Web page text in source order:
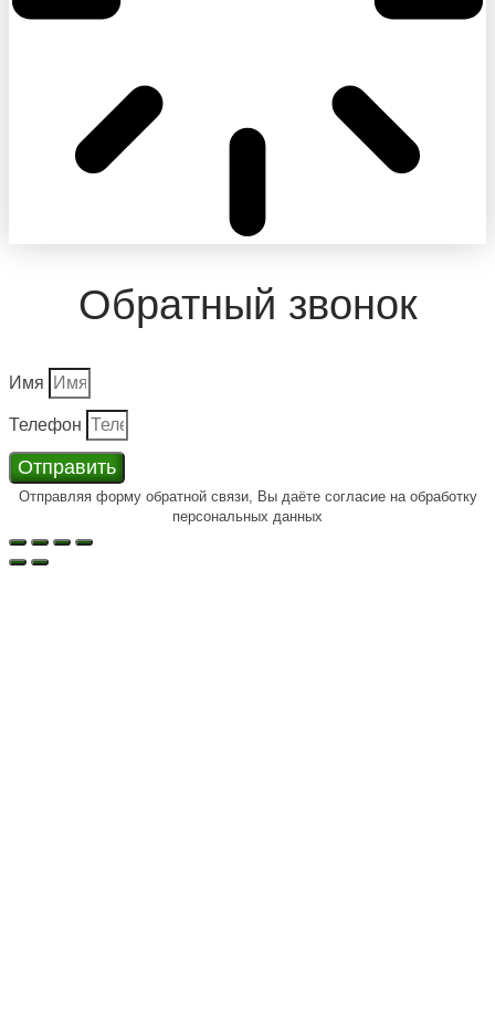
Обратный звонок
Имя
Телефон
Отправить
Отправляя форму обратной связи, Вы даёте согласие на обработку
персональных данных